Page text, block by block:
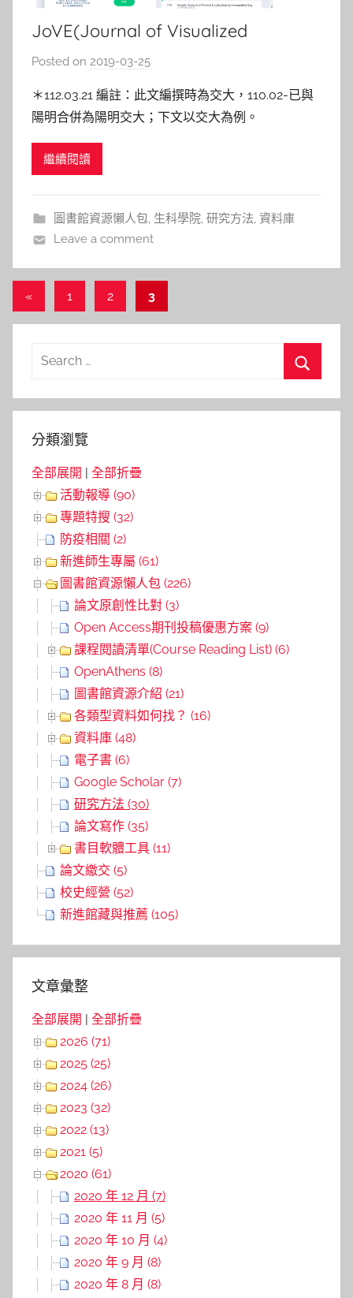
JoVE(Journal of Visualized
Experiments) – 第一個用影音方式呈
Posted on 2019-03-25
s
h
a
l
＊112.03.21 編註：此文編撰時為交大，110.02-已與
陽明合併為陽明交大；下文以交大為例。
JoVE(Journal of Visualized Experiments，以下簡
稱JoVE)成立於2006年，為第一個以影音方式呈現研
繼續閱讀
圖書館資源懶人包, 生科學院, 研究方法, 資料庫
Leave a comment
文
章
«Previous
1 2 3
Search
分類瀏覽
全部展開
全部折疊
活動報導 (90)
專題特搜 (32)
防疫相關 (2)
新進師生專屬 (61)
圖書館資源懶人包 (226)
論文原創性比對 (3)
Open Access期刊投稿優惠方案 (9)
課程閱讀清單(Course Reading List) (6)
OpenAthens (8)
圖書館資源介紹 (21)
各類型資料如何找？ (16)
資料庫 (48)
電子書 (6)
Google Scholar (7)
研究方法 (30)
論文寫作 (35)
書目軟體工具 (11)
論文繳交 (5)
校史經營 (52)
新進館藏與推薦 (105)
文章彙整
全部展開
全部折疊
2026 (71)
2025 (25)
2024 (26)
2023 (32)
2022 (13)
2021 (5)
2020 (61)
2020 年 12 月 (7)
2020 年 11 月 (5)
2020 年 10 月 (4)
2020 年 9 月 (8)
2020 年 8 月 (8)